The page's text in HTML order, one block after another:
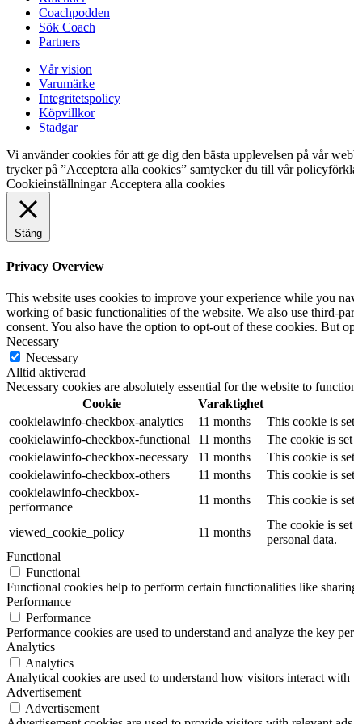
Coachpodden
Sök Coach
Partners
Vår vision
Varumärke
Integritetspolicy
Köpvillkor
Stadgar
Vi använder cookies för att ge dig den bästa upplevelsen på vår
trycker på ”Acceptera alla cookies” samtycker du till vår
Cookieinställningar Acceptera alla cookies
Stäng
Privacy Overview
This website uses cookies to improve your experience while you
working of basic functionalities of the website. We also use third-
consent. You also have the option to opt-out of these cookies. But
Necessary
Necessary
Alltid aktiverad
Necessary cookies are absolutely essential for the website to
Cookie
Varaktighet
cookielawinfo-checkbox-analytics
11 months
This cookie is
cookielawinfo-checkbox-functional
11 months
The cookie is
cookielawinfo-checkbox-necessary
11 months
This cookie is
cookielawinfo-checkbox-others
11 months
This cookie is
cookielawinfo-checkbox-
performance
11 months This cookie is
viewed_cookie_policy 11 months
The cookie is
personal data.
Functional
Functional
Functional cookies help to perform certain functionalities like
Performance
Performance
Performance cookies are used to understand and analyze the key
Analytics
Analytics
Analytical cookies are used to understand how visitors interact
Advertisement
Advertisement